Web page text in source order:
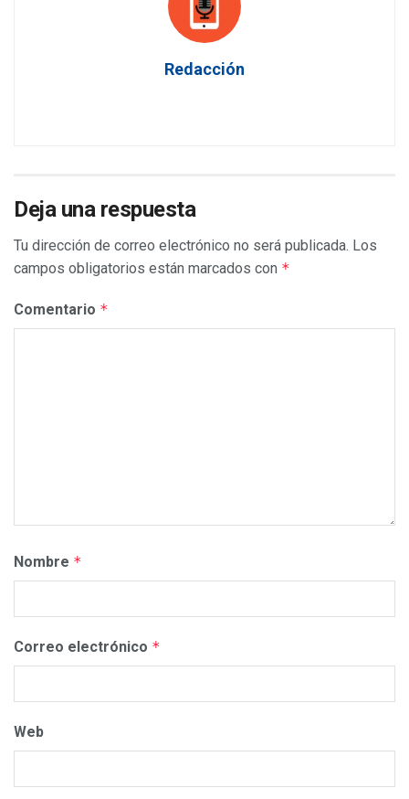
Redacción
Deja una respuesta
Tu dirección de correo electrónico no será publicada. Los
campos obligatorios están marcados con *
Comentario *
Nombre *
Correo electrónico *
Web